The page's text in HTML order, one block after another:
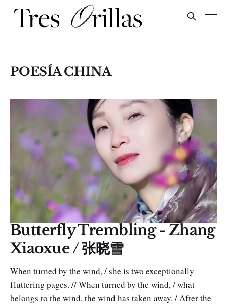
POESÍA CHINA
Butterfly Trembling - Zhang
Xiaoxue / 张晓雪
When turned by the wind, / she is two exceptionally
fluttering pages. // When turned by the wind, / what
belongs to the wind, the wind has taken away. / After the